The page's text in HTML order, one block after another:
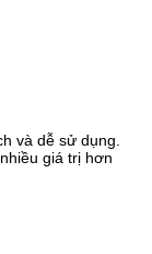
và dễ sử dụng.
giá trị hơn